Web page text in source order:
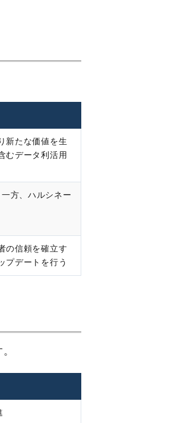
新たな価値を生
むデータ利活用
方、ハルシネー
の信頼を確立す
プデートを行う